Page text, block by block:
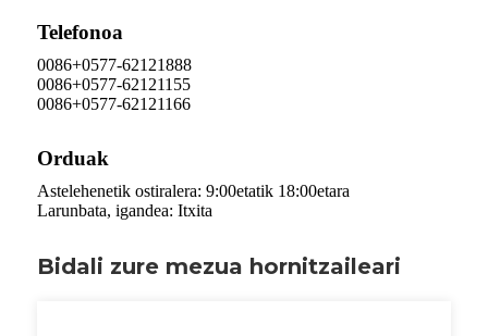
Telefonoa
0086+0577-62121888
0086+0577-62121155
0086+0577-62121166
Orduak
Astelehenetik ostiralera: 9:00etatik 18:00etara
Larunbata, igandea: Itxita
Bidali zure mezua hornitzaileari